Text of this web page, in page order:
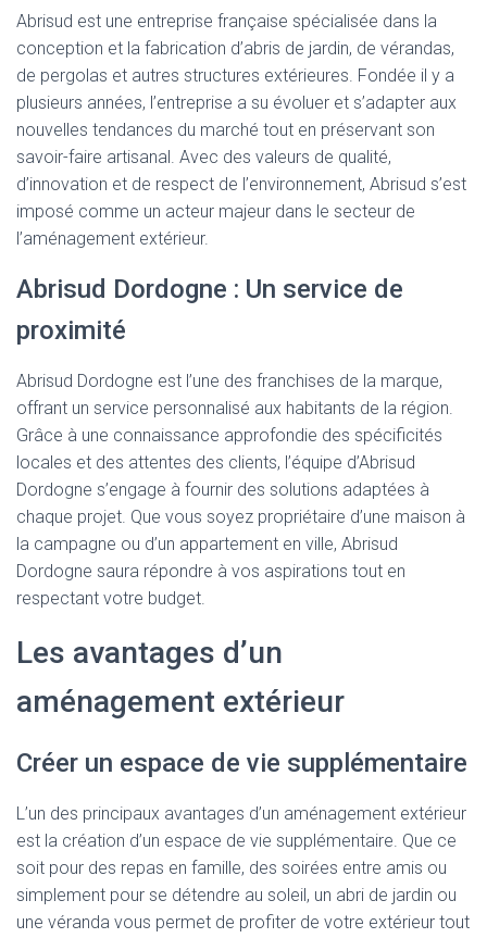
Abrisud est une entreprise française spécialisée dans la
conception et la fabrication d’abris de jardin, de vérandas,
de pergolas et autres structures extérieures. Fondée il y a
plusieurs années, l’entreprise a su évoluer et s’adapter aux
nouvelles tendances du marché tout en préservant son
savoir-faire artisanal. Avec des valeurs de qualité,
d’innovation et de respect de l’environnement, Abrisud s’est
imposé comme un acteur majeur dans le secteur de
l’aménagement extérieur.
Abrisud Dordogne : Un service de
proximité
Abrisud Dordogne est l’une des franchises de la marque,
offrant un service personnalisé aux habitants de la région.
Grâce à une connaissance approfondie des spécificités
locales et des attentes des clients, l’équipe d’Abrisud
Dordogne s’engage à fournir des solutions adaptées à
chaque projet. Que vous soyez propriétaire d’une maison à
la campagne ou d’un appartement en ville, Abrisud
Dordogne saura répondre à vos aspirations tout en
respectant votre budget.
Les avantages d’un
aménagement extérieur
Créer un espace de vie supplémentaire
L’un des principaux avantages d’un aménagement extérieur
est la création d’un espace de vie supplémentaire. Que ce
soit pour des repas en famille, des soirées entre amis ou
simplement pour se détendre au soleil, un abri de jardin ou
une véranda vous permet de profiter de votre extérieur tout